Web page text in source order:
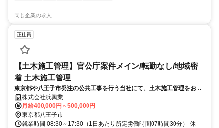
同じ企業の求人
正社員
【土木施工管理】官公庁案件メイン/転勤なし/地域密
着 土木施工管理
東京都や八王子市発注の公共工事を行う当社にて、土木施工管理をお任
せします。 道路舗装や上下水道等の社会基盤を支える重要なポジション
です。 社用車での直行直帰が可能で、効率的な働き方を推進していま
す。
株式会社浜興業
月給400,000円～500,000円
東京都八王子市
就業時間 08:30～17:30（1日あたり所定労働時間07時間30分） 休